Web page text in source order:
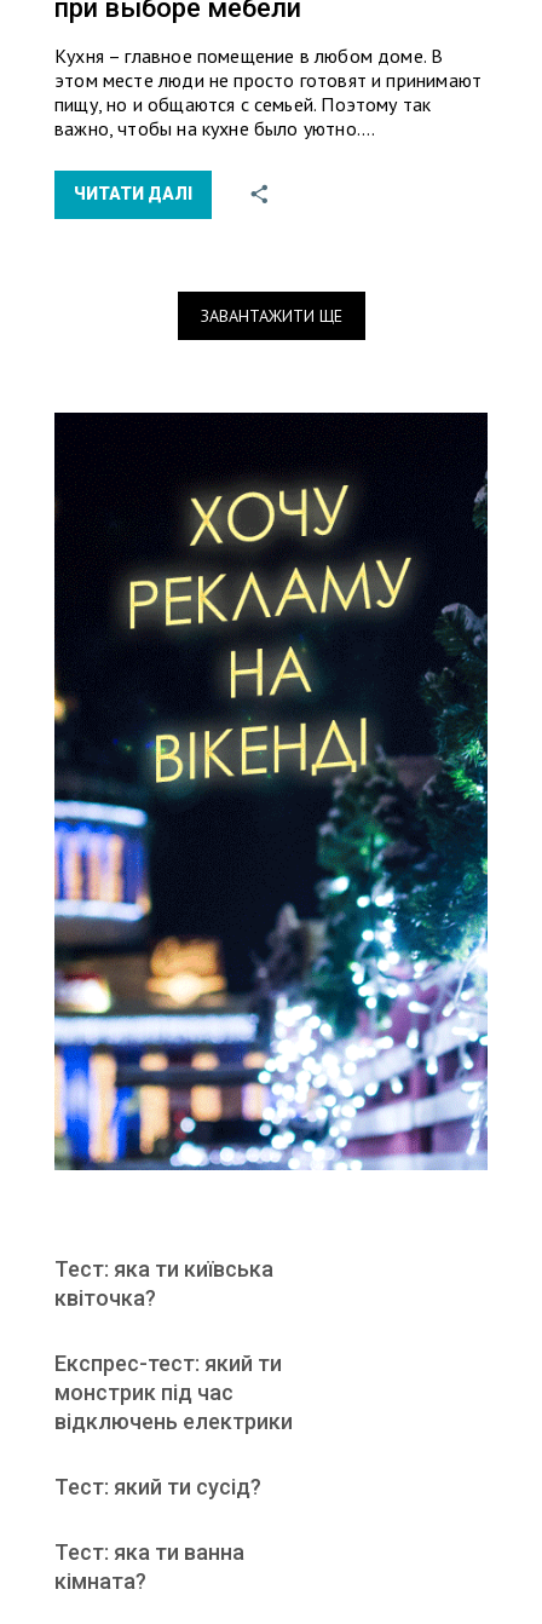
при выборе мебели
Кухня – главное помещение в любом доме. В
этом месте люди не просто готовят и принимают
пищу, но и общаются с семьей. Поэтому так
важно, чтобы на кухне было уютно.…
ЧИТАТИ ДАЛІ
ЗАВАНТАЖИТИ ЩЕ
Тест: яка ти київська
квіточка?
Експрес-тест: який ти
монстрик під час
відключень електрики
Тест: який ти сусід?
Тест: яка ти ванна
кімната?